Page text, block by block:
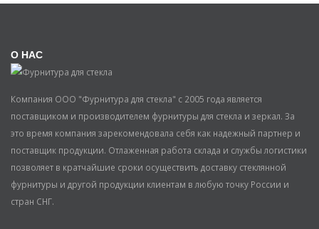
О НАС
Компания ООО "Фурнитура для стекла" с 2005 года является
поставщиком и производителем фурнитуры для стекла и зеркал. За
это время компания зарекомендовала себя как надежный партнер и
поставщик продукции. Отлаженная работа склада и службы логистики
позволяет в кратчайшие сроки осуществить доставку стеклянной
фурнитуры и другой продукции клиентам в любую точку России и
стран СНГ.